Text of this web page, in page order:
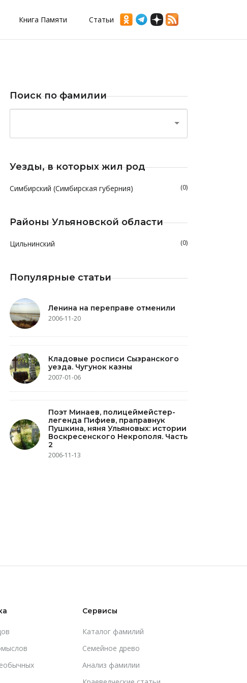
Книга Памяти Статьи
Поиск по фамилии
Уезды, в которых жил род
Симбирский (Симбирская губерния) (0)
Районы Ульяновской области
Цильнинский (0)
Популярные статьи
Ленина на переправе отменили
2006-11-20
Кладовые росписи Сызранского
уезда. Чугунок казны
2007-01-06
Поэт Минаев, полицеймейстер-
легенда Пифиев, праправнук
Пушкина, няня Ульяновых: истории
Воскресенского Некрополя. Часть
2
2006-11-13
Сервисы
Каталог фамилий
Cемейное древо
Анализ фамилии